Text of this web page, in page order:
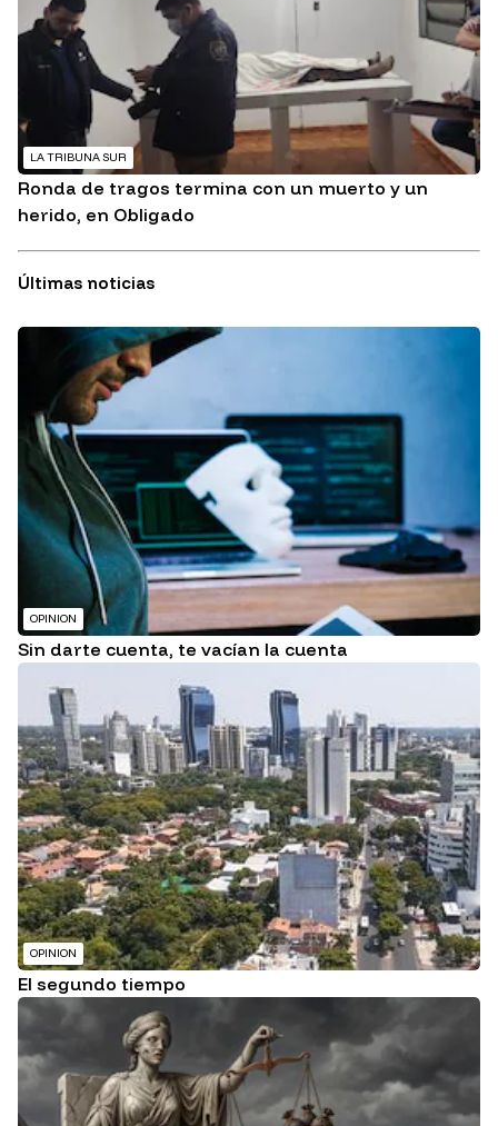
LA TRIBUNA SUR
Ronda de tragos termina con un muerto y un
herido, en Obligado
Últimas noticias
OPINION
Sin darte cuenta, te vacían la cuenta
OPINION
El segundo tiempo